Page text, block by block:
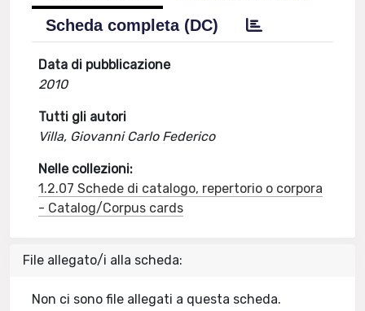
Scheda completa (DC)
Data di pubblicazione
2010
Tutti gli autori
Villa, Giovanni Carlo Federico
Nelle collezioni:
1.2.07 Schede di catalogo, repertorio o corpora
- Catalog/Corpus cards
File allegato/i alla scheda:
Non ci sono file allegati a questa scheda.